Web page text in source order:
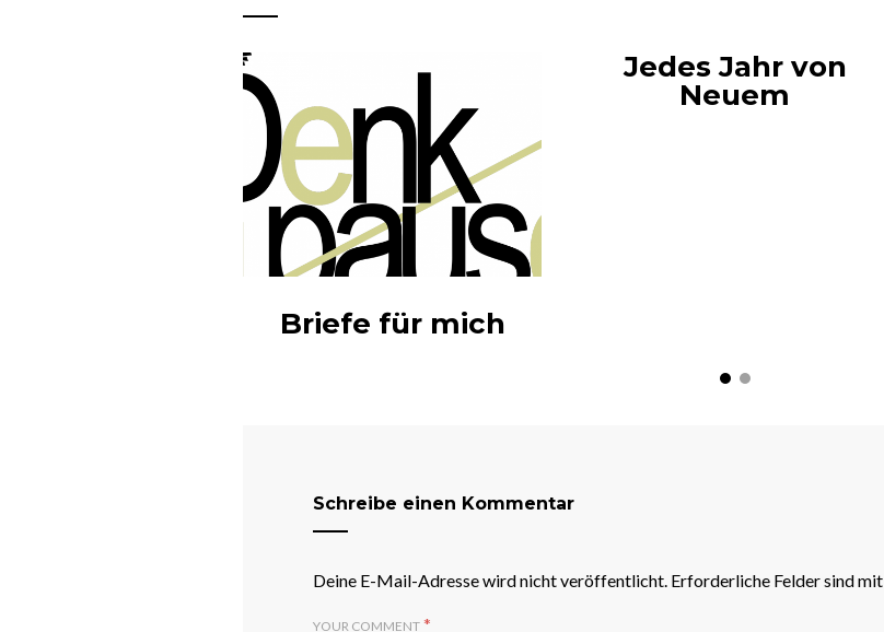
Briefe für mich
Jedes Jahr von
Neuem
Schreibe einen Kommentar
Deine E-Mail-Adresse wird nicht veröffentlicht. Erforderliche Felder sind mit
YOUR COMMENT *